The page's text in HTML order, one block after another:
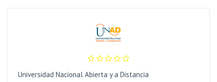
Universidad Nacional Abierta y a Distancia